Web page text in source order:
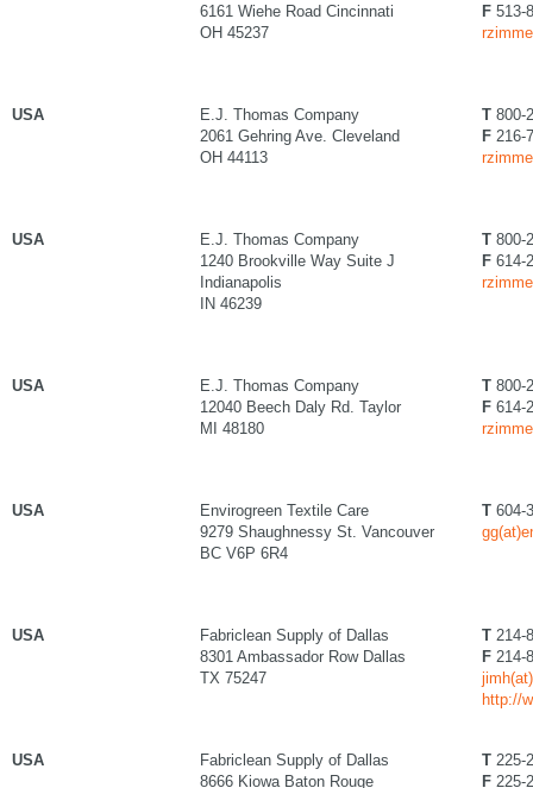
6161 Wiehe Road Cincinnati
OH 45237
F 513-
USA
E.J. Thomas Company
2061 Gehring Ave. Cleveland
OH 44113
T 800-
F 216-
USA
E.J. Thomas Company
1240 Brookville Way Suite J
Indianapolis
IN 46239
T 800-
F 614-
USA
E.J. Thomas Company
12040 Beech Daly Rd. Taylor
MI 48180
T 800-
F 614-
USA
Envirogreen Textile Care
9279 Shaughnessy St. Vancouver
BC V6P 6R4
T 604-
USA
Fabriclean Supply of Dallas
8301 Ambassador Row Dallas
TX 75247
T 214-
F 214-
http://
USA
Fabriclean Supply of Dallas
8666 Kiowa Baton Rouge
T 225-
F 225-